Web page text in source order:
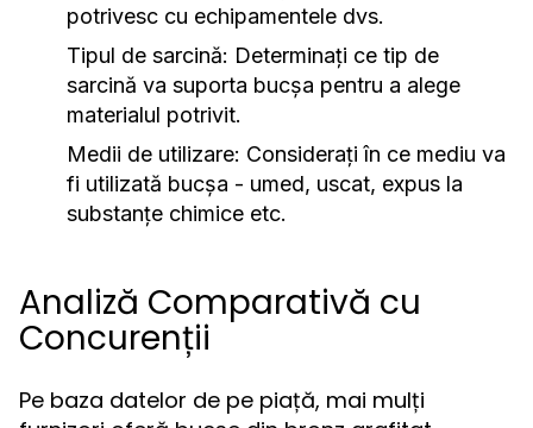
potrivesc cu echipamentele dvs.
Tipul de sarcină: Determinați ce tip de
sarcină va suporta bucșa pentru a alege
materialul potrivit.
Medii de utilizare: Considerați în ce mediu va
fi utilizată bucșa - umed, uscat, expus la
substanțe chimice etc.
Analiză Comparativă cu
Concurenții
Pe baza datelor de pe piață, mai mulți